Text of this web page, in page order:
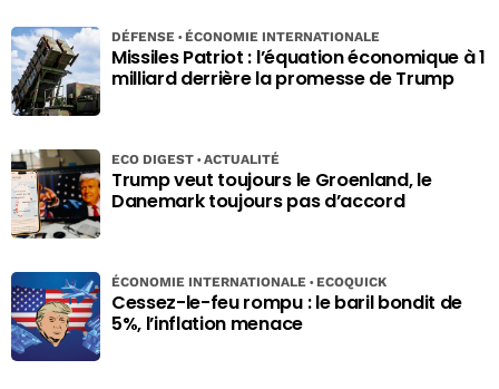
Missiles Patriot : l’équation économique à 1
milliard derrière la promesse de Trump
DÉFENSE ÉCONOMIE INTERNATIONALE
Trump veut toujours le Groenland, le
Danemark toujours pas d’accord
ECO DIGEST ACTUALITÉ
Cessez-le-feu rompu : le baril bondit de
5%, l’inflation menace
ÉCONOMIE INTERNATIONALE ECOQUICK